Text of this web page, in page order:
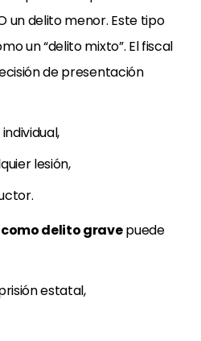
un delito menor. Este tipo
un “delito mixto”. El fiscal
de presentación
lesión,
delito gravepuede
estatal,